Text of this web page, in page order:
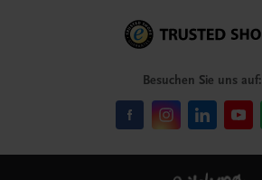
Besuchen Sie uns auf: